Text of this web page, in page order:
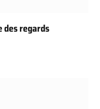
des regards